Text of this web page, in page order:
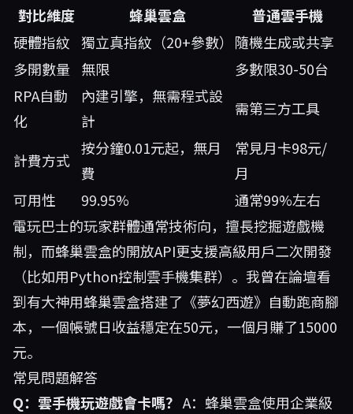
對比維度
蜂巢雲盒
普通雲手機
硬體指紋 獨立真指紋（20+參數） 隨機生成或共享
多開數量
無限
多數限30-50台
RPA自動
化
內建引擎，無需程式設
計
需第三方工具
計費方式
按分鐘0.01元起，無月
費
常見月卡98元/
月
可用性
99.95%
通常99%左右
電玩巴士的玩家群體通常技術向，擅長挖掘遊戲機
制，而蜂巢雲盒的開放API更支援高級用戶二次開發
（比如用Python控制雲手機集群）。我曾在論壇看
到有大神用蜂巢雲盒搭建了《夢幻西遊》自動跑商腳
本，一個帳號日收益穩定在50元，一個月賺了15000
元。
常見問題解答
Q：雲手機玩遊戲會卡嗎？ A：蜂巢雲盒使用企業級